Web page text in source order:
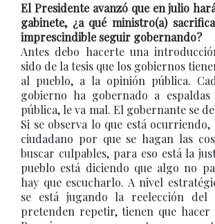
El Presidente avanzó que en julio
gabinete, ¿a qué ministro(a)
imprescindible seguir gobernando?
Antes debo hacerte una
sido de la tesis que los gobiernos
al pueblo, a la opinión pública.
gobierno ha gobernado a
pública, le va mal. El gobernante se
Si se observa lo que está
ciudadano por que se hagan las
buscar culpables, para eso está la
pueblo está diciendo que algo no
hay que escucharlo. A nivel
se está jugando la reelección del
pretenden repetir, tienen que hacer